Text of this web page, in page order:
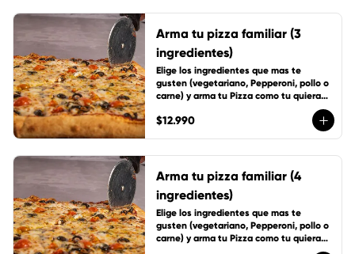
Arma tu pizza familiar (3
ingredientes)
Elige los ingredientes que mas te
gusten (vegetariano, Pepperoni, pollo o
carne) y arma tu Pizza como tu quieras,
$12.990
Arma tu pizza familiar (4
ingredientes)
Elige los ingredientes que mas te
gusten (vegetariano, Pepperoni, pollo o
carne) y arma tu Pizza como tu quieras,